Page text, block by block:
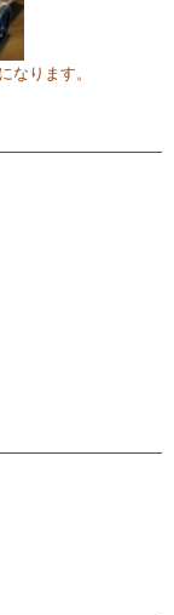
ります。